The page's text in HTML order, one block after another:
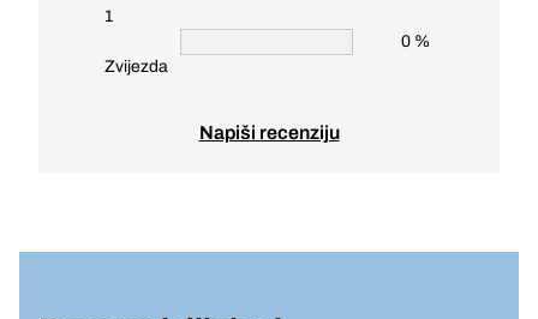
1
Zvijezda
0 %
Napiši recenziju